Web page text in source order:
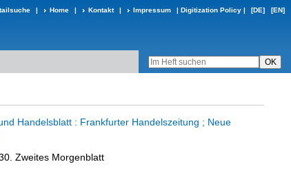
| Home | Kontakt | Impressum | Digitization Policy | [DE] [EN]
Handelsblatt : Frankfurter Handelszeitung ; Neue
Zweites Morgenblatt